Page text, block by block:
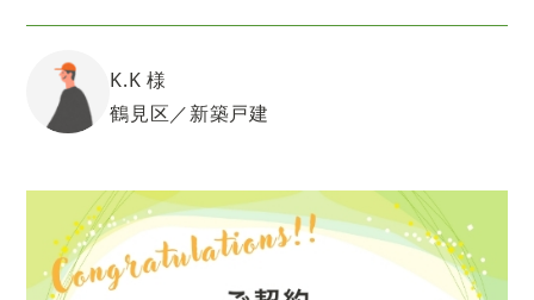
K.K 様
鶴見区／新築戸建